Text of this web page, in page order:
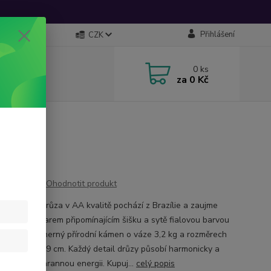
CZK Přihlášení
0 ks
za 0 Kč
Ohodnotit produkt
drůza v AA kvalitě pochází z Brazílie a zaujme
tvarem připomínajícím šišku a sytě fialovou barvou
Je to nádherný přírodní kámen o váze 3,2 kg a rozměrech
20 × 15 × 9 cm. Každý detail drůzy působí harmonicky a
silnou ochrannou energii. Kupuj... celý popis